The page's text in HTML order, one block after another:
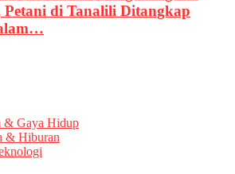
Petani di Tanalili Ditangkap
& Gaya Hidup
& Hiburan